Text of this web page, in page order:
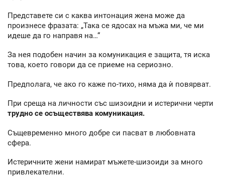
Представете си с каква интонация жена може да
произнесе фразата: „Така се ядосах на мъжа ми, че ми
идеше да го направя на…“
За нея подобен начин за комуникация е защита, тя иска
това, което говори да се приеме на сериозно.
Предполага, че ако го каже по-тихо, няма да ѝ повярват.
При среща на личности със шизоидни и истерични черти
трудно се осъществява комуникация.
Същевременно много добре си пасват в любовната
сфера.
Истеричните жени намират мъжете-шизоиди за много
привлекателни.